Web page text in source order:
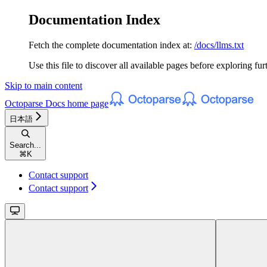
Documentation Index
Fetch the complete documentation index at: /docs/llms.txt
Use this file to discover all available pages before exploring
Skip to main content
Octoparse Docs home page
日本語
Search...
⌘ K
Contact support
Contact support